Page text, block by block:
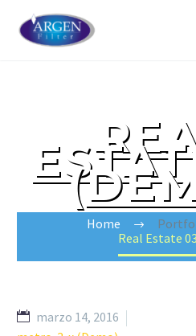
Home
Real Estate
marzo 14, 2016